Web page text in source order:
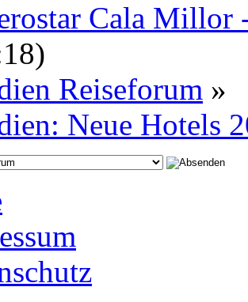
Cala Millor
Reiseforum »
Neue Hotels